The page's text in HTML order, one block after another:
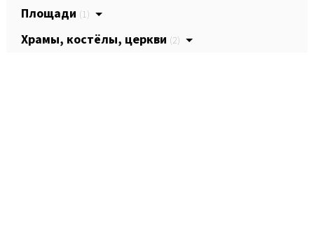
Площади (1)
Храмы, костёлы, церкви (2)